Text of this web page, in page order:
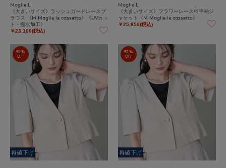
Maglie L
《大きいサイズ》ラッシュガードレースブ
ラウス 《M Maglie le cassetto》《UVカッ
ト・撥水加工》
￥23,100(税込)
Maglie L
《大きいサイズ》フラワーレース柄半袖ジ
ャケット《M Maglie le cassetto》
￥25,850(税込)
50%
OFF
再値下げ
50%
OFF
再値下げ